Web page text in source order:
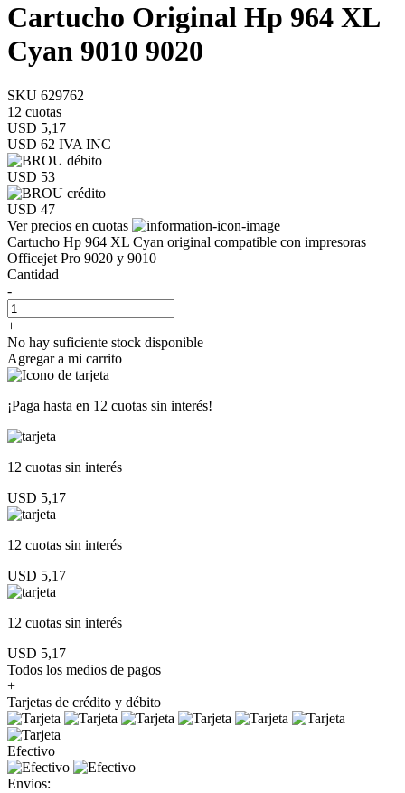
Cartucho Original Hp 964 XL
Cyan 9010 9020
SKU 629762
12 cuotas
USD 5,17
USD 62 IVA INC
USD 53
USD 47
Ver precios en cuotas
Cartucho Hp 964 XL Cyan original compatible con impresoras
Officejet Pro 9020 y 9010
Cantidad
-
+
No hay suficiente stock disponible
Agregar a mi carrito
¡Paga hasta en 12 cuotas sin interés!
12 cuotas sin interés
USD 5,17
12 cuotas sin interés
USD 5,17
12 cuotas sin interés
USD 5,17
Todos los medios de pagos
+
Tarjetas de crédito y débito
Efectivo
Envios: